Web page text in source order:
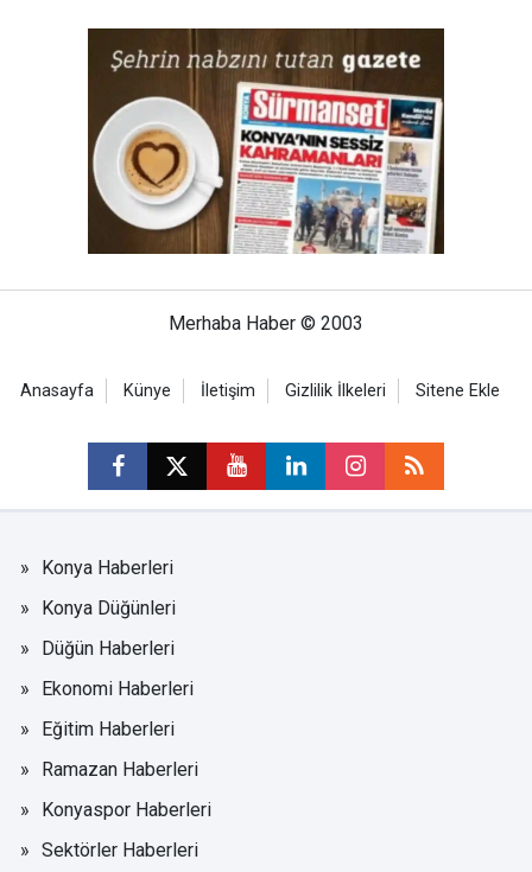
Merhaba Haber © 2003
Anasayfa Künye İletişim Gizlilik İlkeleri Sitene Ekle
Konya Haberleri
Konya Düğünleri
Düğün Haberleri
Ekonomi Haberleri
Eğitim Haberleri
Ramazan Haberleri
Konyaspor Haberleri
Sektörler Haberleri